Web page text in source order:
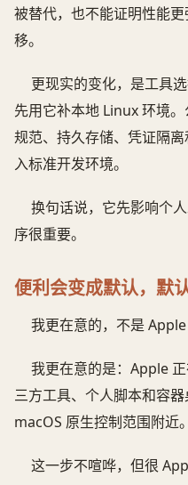
被替代，也不能证明性能
移。
更现实的变化，是工具
先用它补本地 Linux 环境
规范、持久存储、凭证隔
入标准开发环境。
换句话说，它先影响个
序很重要。
便利会变成默认，默
我更在意的，不是 Apple
我更在意的是：Apple
三方工具、个人脚本和容
macOS 原生控制范围附近。
这一步不喧哗，但很